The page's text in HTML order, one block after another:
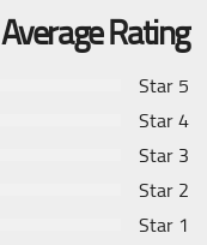
Average Rating
5 Star
4 Star
3 Star
2 Star
1 Star